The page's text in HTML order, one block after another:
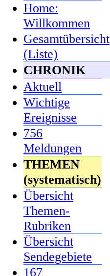
Home:
Willkommen
Gesamtübersicht
(Liste)
CHRONIK
Aktuell
Wichtige
Ereignisse
756
Meldungen
THEMEN
(systematisch)
Übersicht
Themen-
Rubriken
Übersicht
Sendegebiete
167